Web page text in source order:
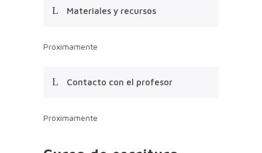
Materiales y recursos
Próximamente
Contacto con el profesor
Próximamente